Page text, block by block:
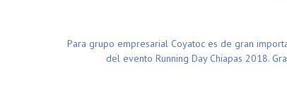
Para grupo empresarial Coyatoc es de gran
del evento Running Day Chiapas 2018.